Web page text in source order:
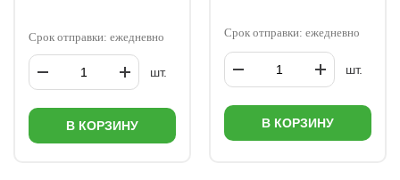
Срок отправки: ежедневно
шт.
В КОРЗИНУ
Срок отправки: ежедневно
шт.
В КОРЗИНУ